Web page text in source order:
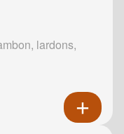
lardons,